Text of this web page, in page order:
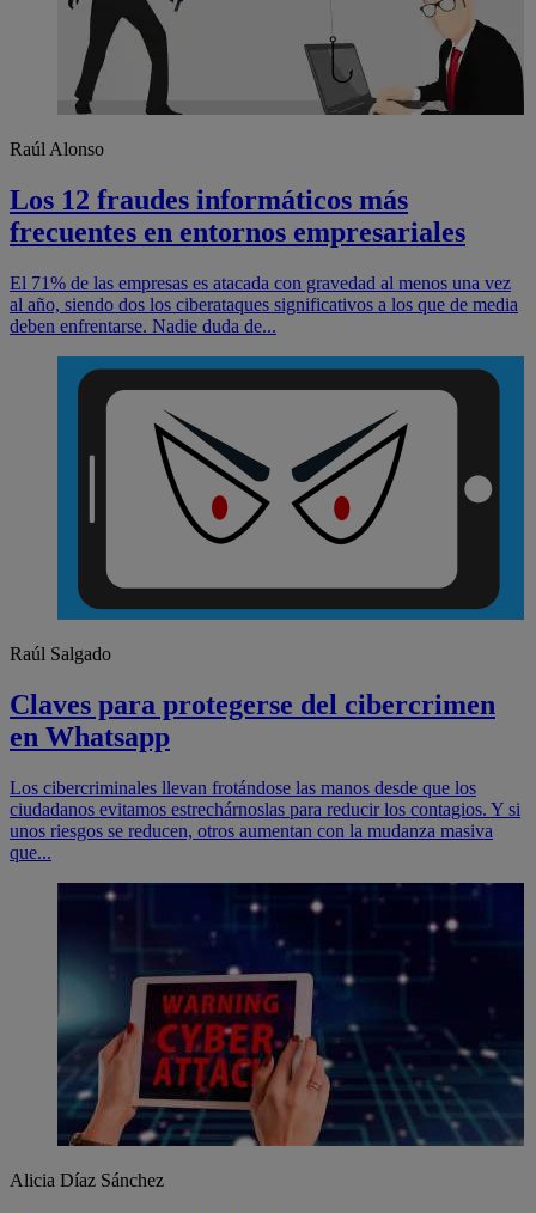
Raúl Alonso
Los 12 fraudes informáticos más
frecuentes en entornos empresariales
El 71% de las empresas es atacada con gravedad al menos una vez
al año, siendo dos los ciberataques significativos a los que de media
deben enfrentarse. Nadie duda de...
Raúl Salgado
Claves para protegerse del cibercrimen
en Whatsapp
Los cibercriminales llevan frotándose las manos desde que los
ciudadanos evitamos estrechárnoslas para reducir los contagios. Y si
unos riesgos se reducen, otros aumentan con la mudanza masiva
que...
Alicia Díaz Sánchez